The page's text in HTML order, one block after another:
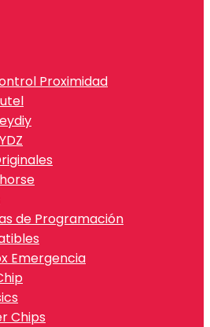
Proximidad
de Programación
Emergencia
Chips